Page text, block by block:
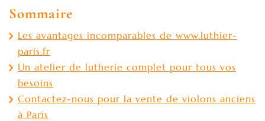
Sommaire
Les avantages incomparables de www.luthier-
paris.fr
Un atelier de lutherie complet pour tous vos
besoins
Contactez-nous pour la vente de violons anciens
à Paris